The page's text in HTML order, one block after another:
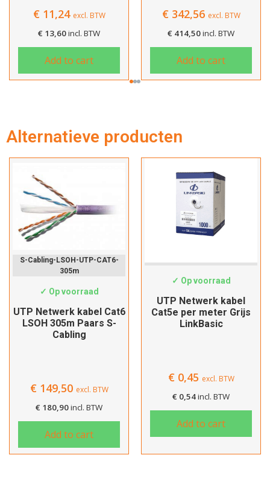
€11,24 excl. BTW
€ 13,60incl. BTW
Add to cart
€342,56 excl. BTW
€ 414,50incl. BTW
Add to cart
Alternatieve producten
S-Cabling-LSOH-UTP-CAT6-
305m
✓ Op voorraad
UTP Netwerk kabel Cat6
LSOH 305m Paars S-
Cabling
€149,50 excl. BTW
€ 180,90incl. BTW
Add to cart
✓ Op voorraad
UTP Netwerk kabel
Cat5e per meter Grijs
LinkBasic
€0,45 excl. BTW
€ 0,54incl. BTW
Add to cart
Hartelijk dank!